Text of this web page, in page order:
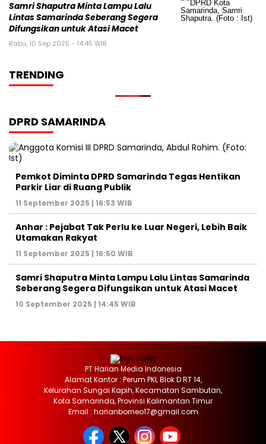
Samri Shaputra Minta Lampu Lalu
Lintas Samarinda Seberang Segera
Difungsikan untuk Atasi Macet
Rabu, 10 Sep 2025 - 14:45 WIB
TRENDING
DPRD SAMARINDA
Pemkot Diminta DPRD Samarinda Tegas Hentikan
Parkir Liar di Ruang Publik
11 September 2025 | 16:53 WIB
Anhar : Pejabat Tak Perlu ke Luar Negeri, Lebih Baik
Utamakan Rakyat
11 September 2025 | 16:50 WIB
Samri Shaputra Minta Lampu Lalu Lintas Samarinda
Seberang Segera Difungsikan untuk Atasi Macet
10 September 2025 | 14:45 WIB
PT Harian Media Indonesia
Alamat Kantor : Perum PKL Blok D RT 14,
Kelurahan Sungai Kapih, Kecamatan Sambutan,
Kota Samarinda, Provinsi Kalimantan Timur
Email : harianborneo17@gmail.com